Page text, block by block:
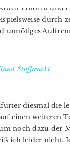
ernorm und
durch
unnötiges
diesmal die
einen weiteren
noch dazu der
ich leider nicht.